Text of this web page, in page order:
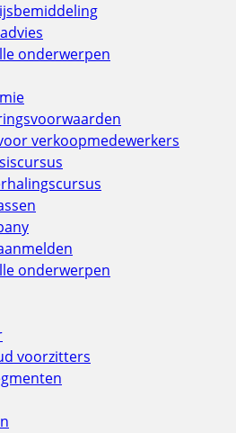
onderwerpen
verkoopmedewerkers
onderwerpen
voorzitters